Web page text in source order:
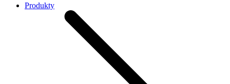
Produkty